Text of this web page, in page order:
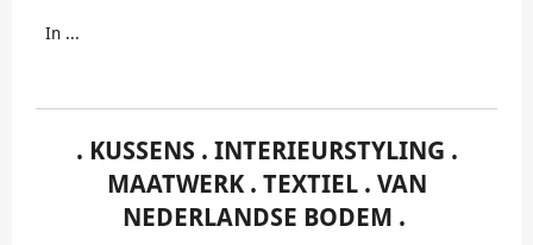
In winkelwagen
. KUSSENS . INTERIEURSTYLING .
MAATWERK . TEXTIEL . VAN
NEDERLANDSE BODEM .